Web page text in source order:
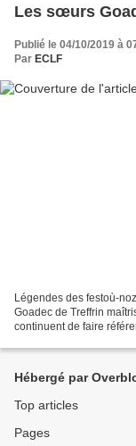
Les sœurs
Publié le 04/10/2019 à
Par ECLF
Légendes des festoù-
Goadec de Treffrin
continuent de faire
Hébergé par
Top articles
Pages